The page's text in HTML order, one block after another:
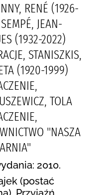
RENÉ (1926-
JEAN-
(1932-2022)
STANISZKIS,
(1920-1999)
TOLA
"NASZA
2010.
(postać